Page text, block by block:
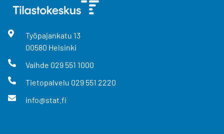
Työpajankatu 13
00580 Helsinki
Vaihde 029 551 1000
Tietopalvelu 029 551 2220
info@stat.fi